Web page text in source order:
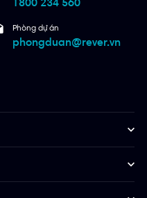
1800 234 560
Phòng dự án
phongduan@rever.vn